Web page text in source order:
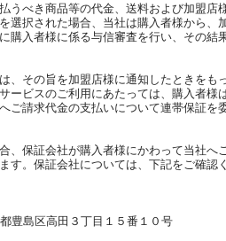
うべき商品等の代金、送料および加盟店
選択された場合、当社は購入者様から、
購入者様に係る与信審査を行い、その結
、その旨を加盟店様に通知したときをも
ービスのご利用にあたっては、購入者様
ご請求代金の支払いについて連帯保証を
、保証会社が購入者様にかわって当社へ
す。保証会社については、下記をご確認
豊島区高田３丁目１５番１０号